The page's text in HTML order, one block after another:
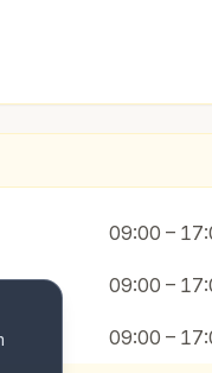
09:00 –
09:00 –
09:00 –